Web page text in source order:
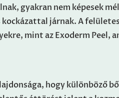
gyakran nem képesek
járnak. A
mint az Exoderm Peel,
hogy különböző